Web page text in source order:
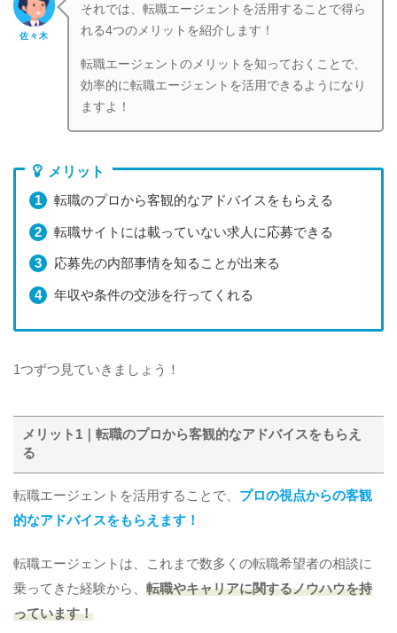
佐々木
それでは、転職エージェントを活用することで得ら
れる4つのメリットを紹介します！
転職エージェントのメリットを知っておくことで、
効率的に転職エージェントを活用できるようになり
ますよ！
メリット
転職のプロから客観的なアドバイスをもらえる
転職サイトには載っていない求人に応募できる
応募先の内部事情を知ることが出来る
年収や条件の交渉を行ってくれる
1つずつ見ていきましょう！
メリット1｜転職のプロから客観的なアドバイスをもらえ
る
転職エージェントを活用することで、 プロの視点からの客観
的なアドバイスをもらえます！
転職エージェントは、これまで数多くの転職希望者の相談に
乗ってきた経験から、 転職やキャリアに関するノウハウを持
っています！